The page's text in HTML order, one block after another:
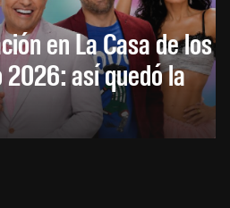
en La Casa de los
2026: así quedó la